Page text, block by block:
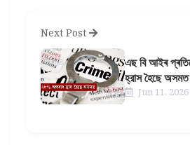
Next Post
এছ বি আইৰ
হ্রাস হৈছে অসমত
Jun 11, 2026